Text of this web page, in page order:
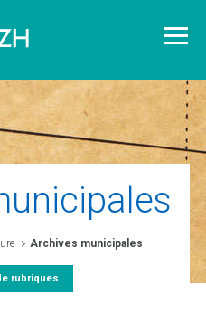
Archives municipales
rubriques